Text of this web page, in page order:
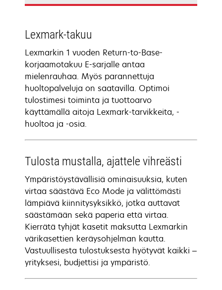
Lexmark-takuu
Lexmarkin 1 vuoden Return-to-Base-
korjaamotakuu E-sarjalle antaa
mielenrauhaa. Myös parannettuja
huoltopalveluja on saatavilla. Optimoi
tulostimesi toiminta ja tuottoarvo
käyttämällä aitoja Lexmark-tarvikkeita, -
huoltoa ja -osia.
Tulosta mustalla, ajattele vihreästi
Ympäristöystävällisiä ominaisuuksia, kuten
virtaa säästävä Eco Mode ja välittömästi
lämpiävä kiinnitysyksikkö, jotka auttavat
säästämään sekä paperia että virtaa.
Kierrätä tyhjät kasetit maksutta Lexmarkin
värikasettien keräysohjelman kautta.
Vastuullisesta tulostuksesta hyötyvät kaikki –
yrityksesi, budjettisi ja ympäristö.